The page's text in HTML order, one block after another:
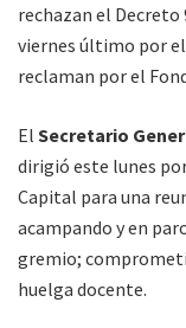
rechazan el
viernes último por
reclaman por el
El Secretario
dirigió este lunes
Capital para una
acampando y en
gremio;
huelga docente.